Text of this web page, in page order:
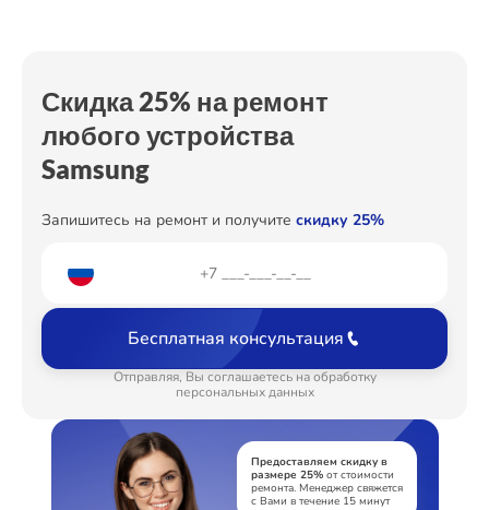
Устранение утечки хладагента
Скидка 25% на ремонт
любого устройства
Samsung
Запишитесь на ремонт и получите скидку 25%
Бесплатная консультация
Отправляя, Вы соглашаетесь на обработку
персональных данных
Предоставляем скидку в
размере 25%от стоимости
ремонта. Менеджер свяжется
с Вами в течение 15 минут